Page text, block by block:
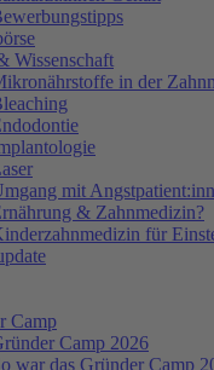
Wissenschaft
in der
mit
& Zahnmedizin?
für
Camp
Camp 2026
war das Gründer Camp